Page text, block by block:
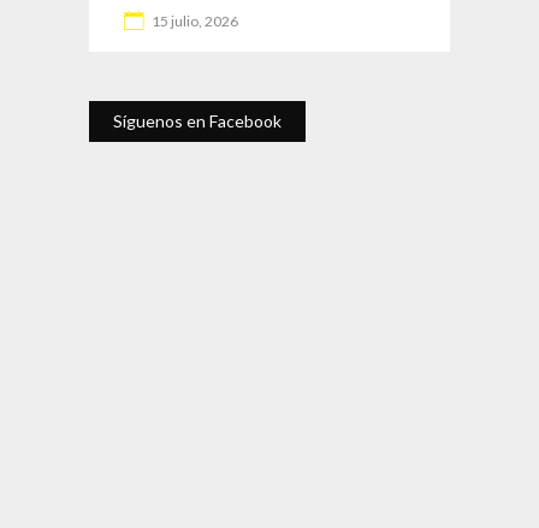
15 julio, 2026
Síguenos en Facebook